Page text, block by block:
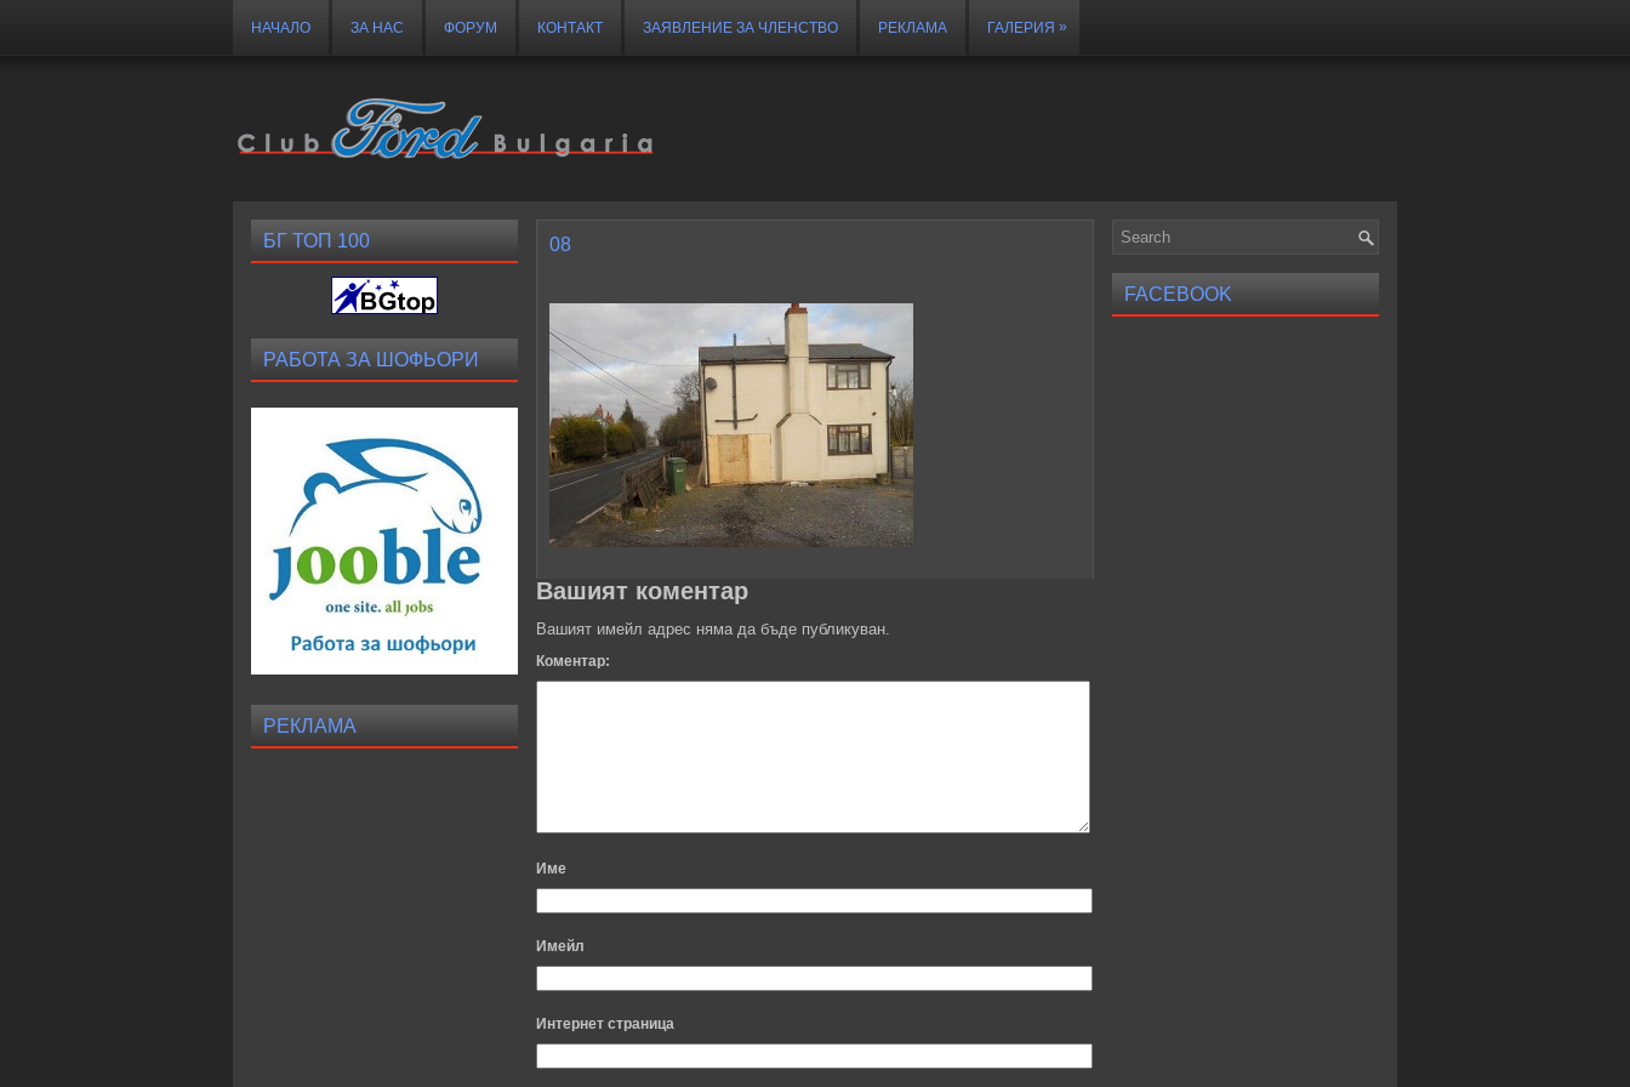
НАЧАЛО ЗА НАС ФОРУМ КОНТАКТ ЗАЯВЛЕНИЕ ЗА ЧЛЕНСТВО РЕКЛАМА ГАЛЕРИЯ »
08
Вашият коментар
Вашият имейл адрес няма да бъде публикуван.
Коментар:
Име
Имейл
Интернет страница
БГ ТОП 100
РАБОТА ЗА ШОФЬОРИ
РЕКЛАМА
FACEBOOK